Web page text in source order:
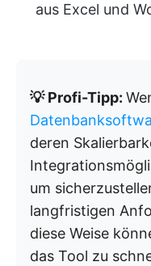
aus Excel und
💡 Profi-Tipp:
deren
um
langfristigen
diese Weise
das Tool zu